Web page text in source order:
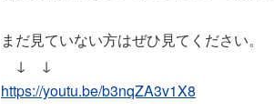
まだ見ていない方はぜひ見てください。
↓ ↓
https://youtu.be/b3nqZA3v1X8